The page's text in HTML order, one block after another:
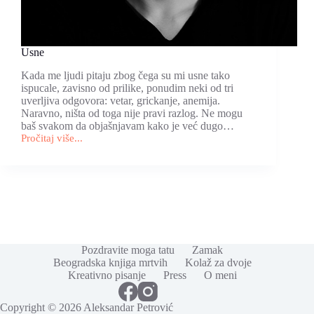
Usne
Kada me ljudi pitaju zbog čega su mi usne tako
ispucale, zavisno od prilike, ponudim neki od tri
uverljiva odgovora: vetar, grickanje, anemija.
Naravno, ništa od toga nije pravi razlog. Ne mogu
baš svakom da objašnjavam kako je već dugo…
Pročitaj više...
Usne
Pozdravite moga tatu
Zamak
Beogradska knjiga mrtvih
Kolaž za dvoje
Kreativno pisanje
Press O meni
Copyright © 2026 Aleksandar Petrović